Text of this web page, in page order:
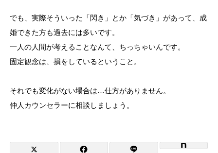
でも、実際そういった「閃き」とか「気づき」があって、成
婚できた方も過去には多いです。
一人の人間が考えることなんて、ちっちゃいんです。
固定観念は、損をしているということ。
それでも変化がない場合は…仕方がありません。
仲人カウンセラーに相談しましょう。